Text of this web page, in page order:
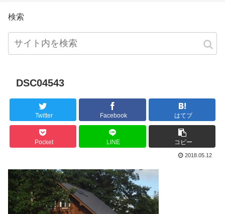
検索
DSC04543
Twitter Facebook はてブ
Pocket LINE コピー
2018.05.12